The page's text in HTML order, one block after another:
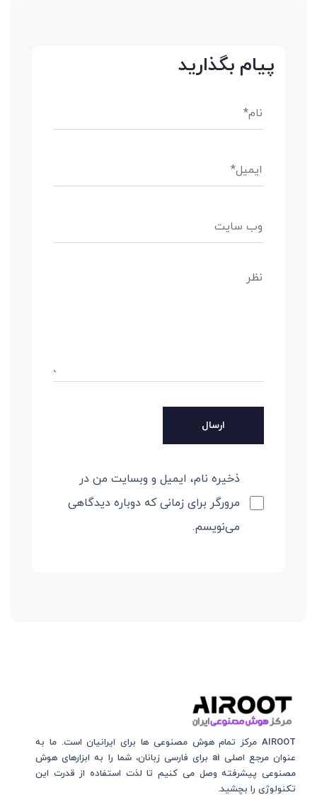
پیام بگذارید
ذخیره نام، ایمیل و وبسایت من در
مرورگر برای زمانی که دوباره دیدگاهی
می‌نویسم.
AIROOT مرکز تمام هوش مصنوعی‌‌‌ ها برای ایرانیان است. ما به
عنوان مرجع اصلی ai برای فارسی زبانان، شما را به ابزارهای هوش
مصنوعی پیشرفته وصل می کنیم تا لذت استفاده از قدرت این
تکنولوژی را بچشید.